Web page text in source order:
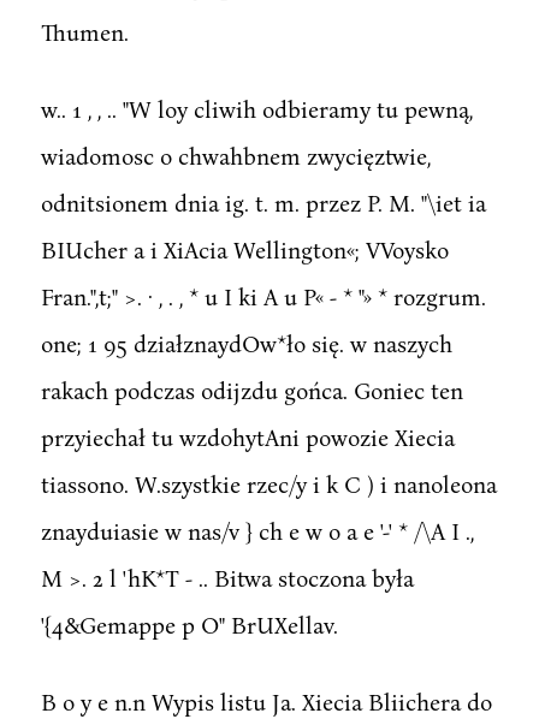
Thumen.
w.. 1 , , .. "W loy cliwih odbieramy tu pewną,
wiadomosc o chwahbnem zwycięztwie,
odnitsionem dnia ig. t. m. przez P. M. "\iet ia
BIUcher a i XiAcia Wellington«; VVoysko
Fran.",t;" >. · , . , * u I ki A u P« - * "» * rozgrum.
one; 1 95 działznaydOw*ło się. w naszych
rakach podczas odijzdu gońca. Goniec ten
przyiechał tu wzdohytAni powozie Xiecia
tiassono. W.szystkie rzec/y i k C ) i nanoleona
znayduiasie w nas/v } ch e w o a e '-' * /\A I .,
M >. 2 l 'hK*T - .. Bitwa stoczona była
'{4&Gemappe p O" BrUXellav.
B o y e n.n Wypis listu Ja. Xiecia Bliichera do